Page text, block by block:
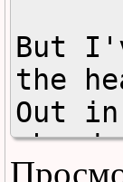
But
the
Out
ahead